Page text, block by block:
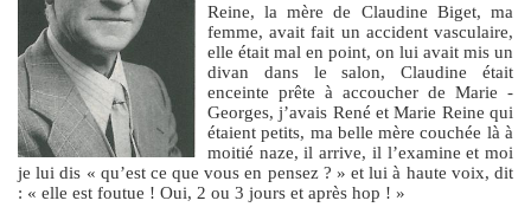
Reine, la mère de Claudine Biget, ma
femme, avait fait un accident vasculaire,
elle était mal en point, on lui avait mis un
divan dans le salon, Claudine était
enceinte prête à accoucher de Marie -
Georges, j’avais René et Marie Reine qui
étaient petits, ma belle mère couchée là à
moitié naze, il arrive, il l’examine et moi
je lui dis « qu’est ce que vous en pensez ? » et lui à haute voix, dit
: « elle est foutue ! Oui, 2 ou 3 jours et après hop ! »